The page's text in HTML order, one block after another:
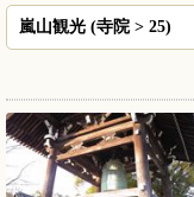
嵐山観光 (寺院 > 25)